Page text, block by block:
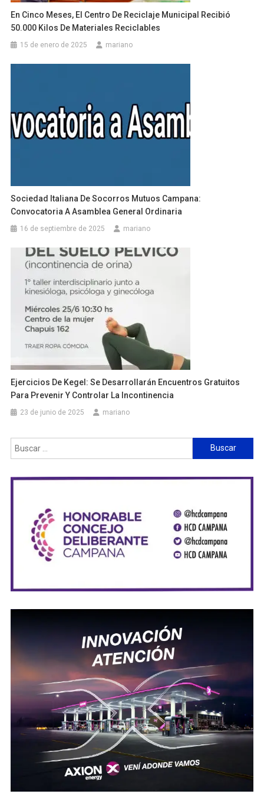
En Cinco Meses, El Centro De Reciclaje Municipal Recibió
50.000 Kilos De Materiales Reciclables
15 de enero de 2025 mariano
Sociedad Italiana De Socorros Mutuos Campana:
Convocatoria A Asamblea General Ordinaria
16 de septiembre de 2025 mariano
Ejercicios De Kegel: Se Desarrollarán Encuentros Gratuitos
Para Prevenir Y Controlar La Incontinencia
23 de junio de 2025 mariano
Buscar: